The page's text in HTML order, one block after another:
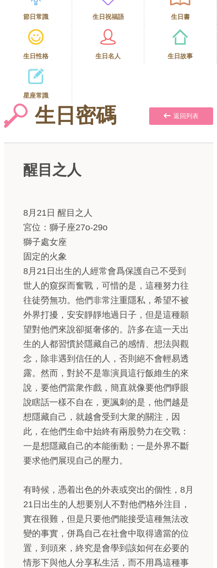
節日常識 生日祝福語 生日書
生日性格 生日名人 生日故事
星座常識
生日密碼 返回列表
醒目之人
8月21日 醒目之人
宮位：獅子座27o-29o
獅子處女座
固定的火象
8月21日出生的人經常會爲保護自己不受到
世人的窺探而奮戰，可惜的是，這種努力往
往徒勞無功。他們非常注重隱私，希望不被
外界打擾，安安靜靜地過日子，但是這種願
望對他們來說卻挺奢侈的。許多在這一天出
生的人都習慣於隱藏自己的感情、想法與觀
念，除非遇到信任的人，否則絕不會輕易透
露。然而，對於不是靠演員這行飯維生的來
說，要他們當衆作戲，簡直就像要他們睜眼
說瞎話一樣不自在，更諷刺的是，他們越是
想隱藏自己，就越會受到大衆的關注，因
此，在他們生命中始終有兩股勢力在交戰：
一是想隱藏自己的本能衝動；一是外界不斷
要求他們展現自己的壓力。
有時候，憑着出色的外表或突出的個性，8月
21日出生的人想要別人不對他們格外注目，
實在很難，但是只要他們能接受這種無法改
變的事實，併爲自己在社會中取得適當的位
置，到頭來，終究是會學到該如何在必要的
情形下與他人分享私生活，而不用爲這種事